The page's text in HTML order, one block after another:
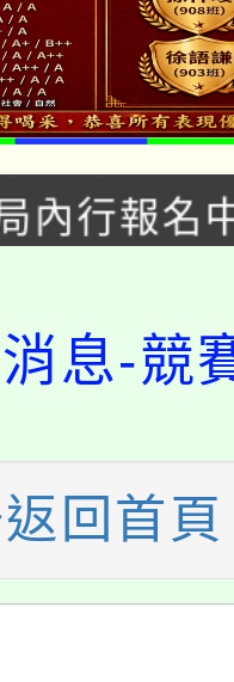
29、30在
於龍潭區
內行報名
，桃園電
運動會8/
池舉行。
戶享有免
詳情可洽有
習
育及科技
教案入校路
育專業人
息-競
返回首頁